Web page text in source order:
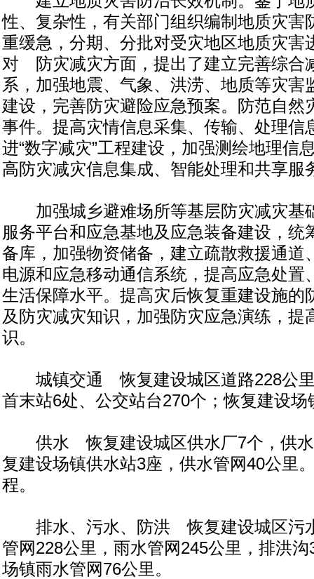
性、复杂性，有关部门组织编制地质灾害
重缓急，分期、分批对受灾地区地质灾害
对 防灾减灾方面，提出了建立完善综合
系，加强地震、气象、洪涝、地质等灾害
建设，完善防灾避险应急预案。防范自然
事件。提高灾情信息采集、传输、处理信
进“数字减灾”工程建设，加强测绘地理信
高防灾减灾信息集成、智能处理和共享服
加强城乡避难场所等基层防灾减灾基
服务平台和应急基地及应急装备建设，统
备库，加强物资储备，建立疏散救援通道
电源和应急移动通信系统，提高应急处置
生活保障水平。提高灾后恢复重建设施的
及防灾减灾知识，加强防灾应急演练，提
识。
城镇交通 恢复建设城区道路228公里
首末站6处、公交站台270个；恢复建设场
供水 恢复建设城区供水厂7个，供水
复建设场镇供水站3座，供水管网40公里
程。
排水、污水、防洪 恢复建设城区污
管网228公里，雨水管网245公里，排洪
场镇雨水管网76公里。